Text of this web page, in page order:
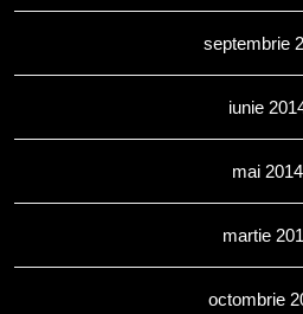
septembrie
iunie
mai 2014
martie
octombrie